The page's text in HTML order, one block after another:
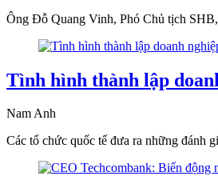
Ông Đỗ Quang Vinh, Phó Chủ tịch
Tình hình thành lập
Nam Anh
Các tổ chức quốc tế đưa ra những đánh